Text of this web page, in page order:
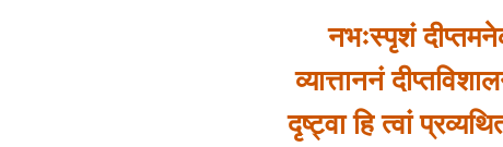
नभःस्पृशं
व्यात्ताननं
दृष्ट्वा हि त्वां